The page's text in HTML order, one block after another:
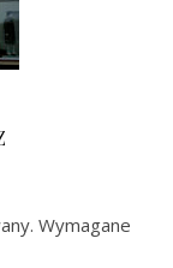
Wymagane